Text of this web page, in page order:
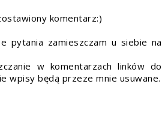
komentarz:)
pytania zamieszczam u siebie na
w komentarzach linków do
wpisy będą przeze mnie usuwane.